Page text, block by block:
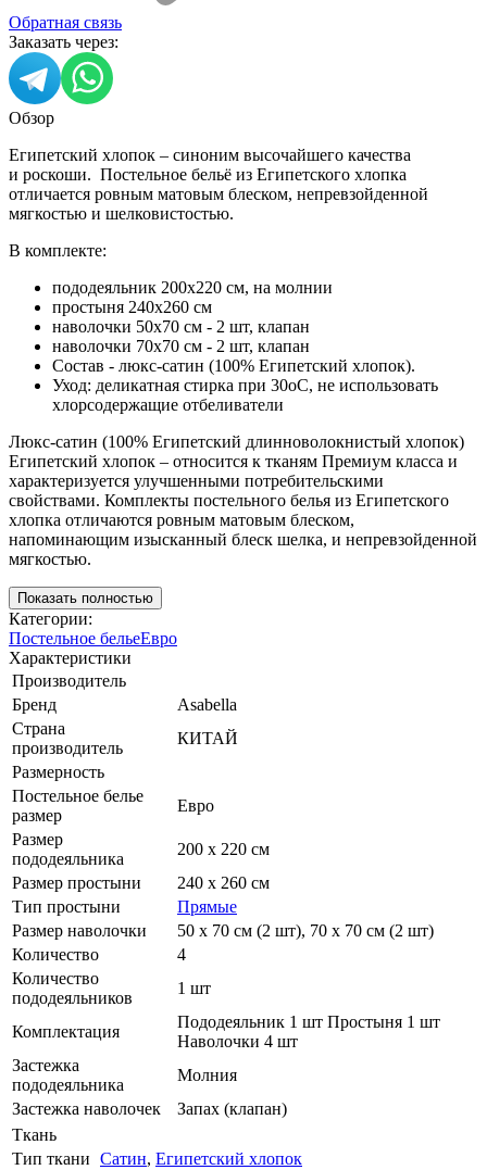
Обратная связь
Заказать через:
Обзор
Египетский хлопок – синоним высочайшего качества
и роскоши. Постельное бельё из Египетского хлопка
отличается ровным матовым блеском, непревзойденной
мягкостью и шелковистостью.
В комплекте:
пододеяльник 200х220 см, на молнии
простыня 240х260 см
наволочки 50х70 см - 2 шт, клапан
наволочки 70х70 см - 2 шт, клапан
Состав - люкс-сатин (100% Египетский хлопок).
Уход: деликатная стирка при 30оС, не использовать
хлорсодержащие отбеливатели
Люкс-сатин (100% Египетский длинноволокнистый хлопок)
Египетский хлопок – относится к тканям Премиум класса и
характеризуется улучшенными потребительскими
свойствами. Комплекты постельного белья из Египетского
хлопка отличаются ровным матовым блеском,
напоминающим изысканный блеск шелка, и непревзойденной
мягкостью.
Показать полностью
Категории:
Постельное бельеЕвро
Характеристики
Производитель
Бренд
Asabella
Страна
производитель
КИТАЙ
Размерность
Постельное белье
размер
Евро
Размер
пододеяльника
200 х 220 см
Размер простыни
240 х 260 см
Тип простыни
Прямые
Размер наволочки
50 х 70 см (2 шт), 70 х 70 см (2 шт)
Количество
4
Количество
пододеяльников
1 шт
Комплектация
Пододеяльник 1 шт Простыня 1 шт
Наволочки 4 шт
Застежка
пододеяльника
Молния
Застежка наволочек
Запах (клапан)
Ткань
Тип ткани Сатин, Египетский хлопок